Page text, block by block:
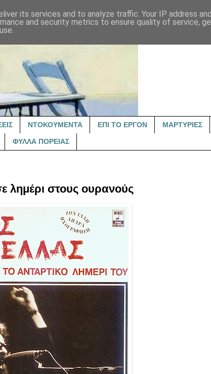
ΝΤΟΚΟΥΜΕΝΤΑ ΕΠΙ ΤΟ ΕΡΓΟΝ ΜΑΡΤΥΡΙΕΣ
ΦΥΛΛΑ ΠΟΡΕΙΑΣ
λημέρι στους ουρανούς
its services and to analyze traffic. Your IP address
and security metrics to ensure quality of service,